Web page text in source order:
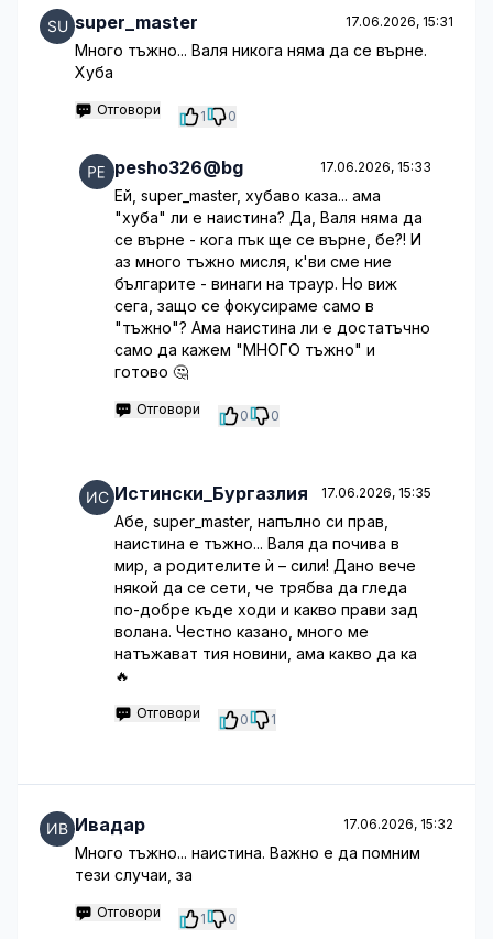
super_master 17.06.2026, 15:31
Много тъжно... Валя никога няма да се върне.
Хуба
Отговори 1 0
pesho326@bg 17.06.2026, 15:33
Ей, super_master, хубаво каза... ама
"хуба" ли е наистина? Да, Валя няма да
се върне - кога пък ще се върне, бе?! И
аз много тъжно мисля, к'ви сме ние
българите - винаги на траур. Но виж
сега, защо се фокусираме само в
"тъжно"? Ама наистина ли е достатъчно
само да кажем "МНОГО тъжно" и
готово 🤔
Отговори 0 0
Истински_Бургазлия 17.06.2026, 15:35
Абе, super_master, напълно си прав,
наистина е тъжно... Валя да почива в
мир, а родителите ѝ – сили! Дано вече
някой да се сети, че трябва да гледа
по-добре къде ходи и какво прави зад
волана. Честно казано, много ме
натъжават тия новини, ама какво да ка
🔥
Отговори 0 1
Ивадар 17.06.2026, 15:32
Много тъжно... наистина. Важно е да помним
тези случаи, за
Отговори 1 0